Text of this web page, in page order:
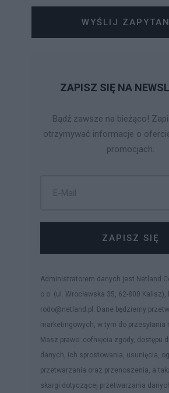
WYŚLIJ
ZAPISZ SIĘ NA
Bądź zawsze na bieżąco!
otrzymywać informacje o
promocjach.
ZAPISZ SIĘ
Administratorem danych jest Netland
o.o. (ul. Wrocławska 35, 62-800 Kalisz),
rodo@netland.pl. Dane będziemy
marketingowych, w tym do przesyłania
Masz prawo: cofnięcia zgody, dostępu
danych, ich sprostowania, usunięcia,
przetwarzania oraz przenoszenia, a
skargi dotyczącej przetwarzania